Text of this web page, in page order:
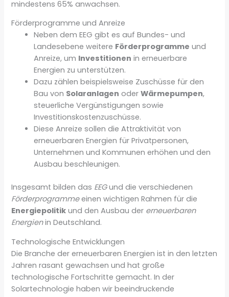
mindestens 65% anwachsen.
Förderprogramme und Anreize
Neben dem EEG gibt es auf Bundes- und
Landesebene weitere Förderprogramme und
Anreize, um Investitionen in erneuerbare
Energien zu unterstützen.
Dazu zählen beispielsweise Zuschüsse für den
Bau von Solaranlagen oderWärmepumpen,
steuerliche Vergünstigungen sowie
Investitionskostenzuschüsse.
Diese Anreize sollen die Attraktivität von
erneuerbaren Energien für Privatpersonen,
Unternehmen und Kommunen erhöhen und den
Ausbau beschleunigen.
Insgesamt bilden das EEGund die verschiedenen
Förderprogrammeeinen wichtigen Rahmen für die
Energiepolitik und den Ausbau der erneuerbaren
Energienin Deutschland.
Technologische Entwicklungen
Die Branche der erneuerbaren Energien ist in den letzten
Jahren rasant gewachsen und hat große
technologische Fortschritte gemacht. In der
Solartechnologie haben wir beeindruckende